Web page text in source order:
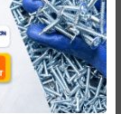
Lông Đền Lò
Đen DIN2093
Dự kiến giao hàng